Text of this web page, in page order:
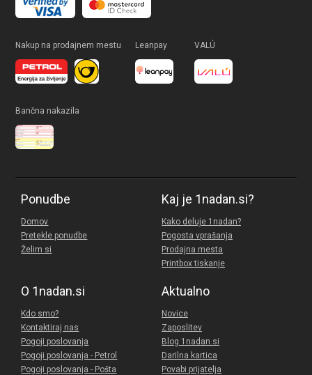
Nakup na prodajnem mestu Leanpay VALÚ
Bančna nakazila
Ponudbe
Domov
Pretekle ponudbe
Želim si
Kaj je 1nadan.si?
Kako deluje 1nadan?
Pogosta vprašanja
Prodajna mesta
Printbox tiskanje
O 1nadan.si
Kdo smo?
Kontaktiraj nas
Pogoji poslovanja
Pogoji poslovanja - Petrol
Pogoji poslovanja - Pošta
Aktualno
Novice
Zaposlitev
Blog 1nadan.si
Darilna kartica
Povabi prijatelja